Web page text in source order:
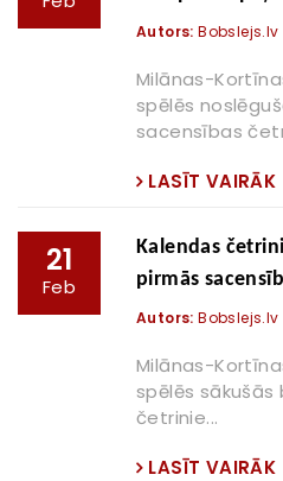
Autors: Bobslejs.lv
Milānas-
spēlēs
sacensības
LASĪT VAIRĀK
21
Feb
Kalendas
pirmās
Autors: Bobslejs.lv
Milānas-
spēlēs
četrinie...
LASĪT VAIRĀK